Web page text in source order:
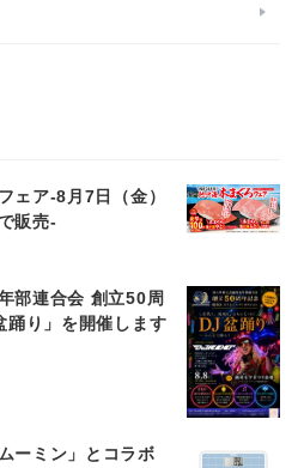
ェア-8月7日（金）
販売-
部連合会 創立50周
踊り」を開催します
ーミン」とコラボ